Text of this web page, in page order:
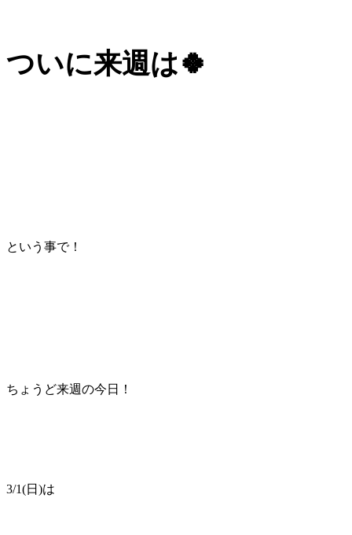
ついに来週は🍀
という事で！
ちょうど来週の今日！
3/1(日)は